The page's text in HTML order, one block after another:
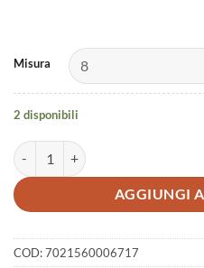
Misura
2 disponibili
Mustad Demon Circle Fine 39951
AGGIUNGI
COD:7021560006717